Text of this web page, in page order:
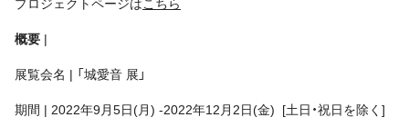
プロジェクトページはこちら
概要 |
展覧会名 | 「城愛音 展」
期間 | 2022年9月5日(月) -2022年12月2日(金) [土日・祝日を除く]